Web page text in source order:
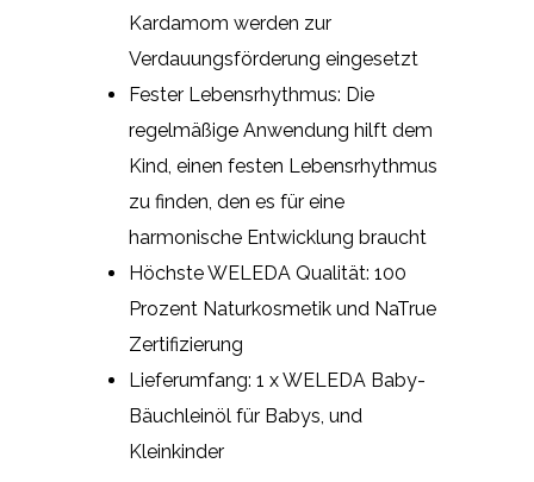
Kardamom werden zur
Verdauungsförderung eingesetzt
Fester Lebensrhythmus: Die
regelmäßige Anwendung hilft dem
Kind, einen festen Lebensrhythmus
zu finden, den es für eine
harmonische Entwicklung braucht
Höchste WELEDA Qualität: 100
Prozent Naturkosmetik und NaTrue
Zertifizierung
Lieferumfang: 1 x WELEDA Baby-
Bäuchleinöl für Babys, und
Kleinkinder